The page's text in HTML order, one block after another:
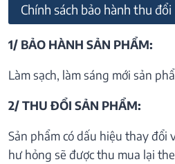
Chính sách bảo hành thu đổi
1/ BẢO HÀNH SẢN PHẨM:
Làm sạch, làm sáng mới sản
2/ THU ĐỔI SẢN PHẨM:
Sản phẩm có dấu hiệu thay đổi
hư hỏng sẽ được thu mua lại